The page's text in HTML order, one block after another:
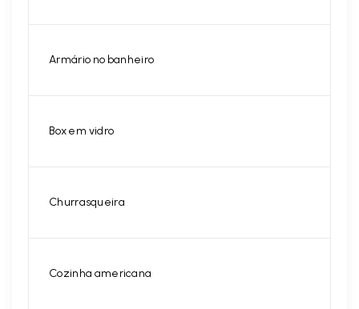
Armário no banheiro
Box em vidro
Churrasqueira
Cozinha americana